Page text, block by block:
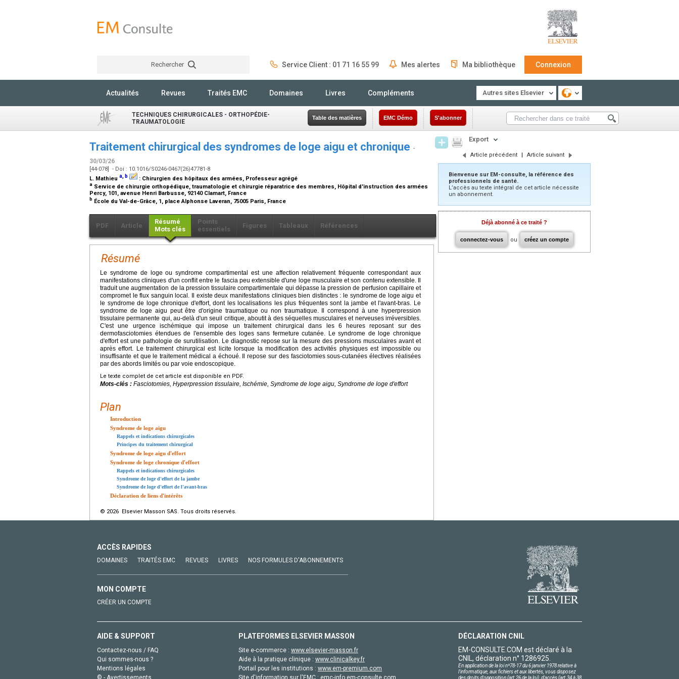
Rechercher Service Client : 01 71 16 55 99 Mes alertes Ma bibliothèque Connexion
Actualités Revues Traités EMC Domaines Livres Compléments Autres sites Elsevier
TECHNIQUES CHIRURGICALES - ORTHOPÉDIE-
TRAUMATOLOGIE
Table des matières EMC Démo S'abonner
Traitement chirurgical des syndromes de loge aigu et chronique -
30/03/26
[44-078] - Doi : 10.1016/S0246-0467(26)47781-8
L. Mathieu a, b : Chirurgien des hôpitaux des armées, Professeur agrégé
a Service de chirurgie orthopédique, traumatologie et chirurgie réparatrice des membres, Hôpital d'instruction des armées
Percy, 101, avenue Henri Barbusse, 92140 Clamart, France
b École du Val-de-Grâce, 1, place Alphonse Laveran, 75005 Paris, France
PDF Article
Résumé
Mots clés
Points
essentiels
Figures Tableaux Références
Résumé
Le syndrome de loge ou syndrome compartimental est une affection relativement fréquente correspondant aux
manifestations cliniques d'un conflit entre le fascia peu extensible d'une loge musculaire et son contenu extensible. Il
traduit une augmentation de la pression tissulaire compartimentale qui dépasse la pression de perfusion capillaire et
compromet le flux sanguin local. Il existe deux manifestations cliniques bien distinctes : le syndrome de loge aigu et
le syndrome de loge chronique d'effort, dont les localisations les plus fréquentes sont la jambe et l'avant-bras. Le
syndrome de loge aigu peut être d'origine traumatique ou non traumatique. Il correspond à une hyperpression
tissulaire permanente qui, au-delà d'un seuil critique, aboutit à des séquelles musculaires et nerveuses irréversibles.
C'est une urgence ischémique qui impose un traitement chirurgical dans les 6 heures reposant sur des
dermofasciotomies étendues de l'ensemble des loges sans fermeture cutanée. Le syndrome de loge chronique
d'effort est une pathologie de surutilisation. Le diagnostic repose sur la mesure des pressions musculaires avant et
après effort. Le traitement chirurgical est licite lorsque la modification des activités physiques est impossible ou
insuffisante et que le traitement médical a échoué. Il repose sur des fasciotomies sous-cutanées électives réalisées
par des abords limités ou par voie endoscopique.
Le texte complet de cet article est disponible en PDF.
Mots-clés : Fasciotomies, Hyperpression tissulaire, Ischémie, Syndrome de loge aigu, Syndrome de loge d'effort
Plan
Introduction
Syndrome de loge aigu
Rappels et indications chirurgicales
Principes du traitement chirurgical
Syndrome de loge aigu d'effort
Syndrome de loge chronique d'effort
Rappels et indications chirurgicales
Syndrome de loge d'effort de la jambe
Syndrome de loge d'effort de l'avant-bras
Déclaration de liens d'intérêts
© 2026 Elsevier Masson SAS. Tous droits réservés.
Export
Article précédent | Article suivant
Bienvenue sur EM-consulte, la référence des
professionnels de santé.
L’accès au texte intégral de cet article nécessite
un abonnement.
Déjà abonné à ce traité ?
connectez-vous ou créez un compte
ACCÈS RAPIDES
DOMAINES TRAITÉS EMC REVUES LIVRES NOS FORMULES D'ABONNEMENTS
MON COMPTE
CRÉER UN COMPTE
AIDE & SUPPORT
Contactez-nous / FAQ
Qui sommes-nous ?
Mentions légales
PLATEFORMES ELSEVIER MASSON
Site e-commerce : www.elsevier-masson.fr
Aide à la pratique clinique : www.clinicalkey.fr
Portail pour les institutions : www.em-premium.com
DÉCLARATION CNIL
EM-CONSULTE.COM est déclaré à la
CNIL, déclaration n° 1286925.
En application de la loi nº78-17 du 6 janvier 1978 relative à
l'informatique, aux fichiers et aux libertés, vous disposez